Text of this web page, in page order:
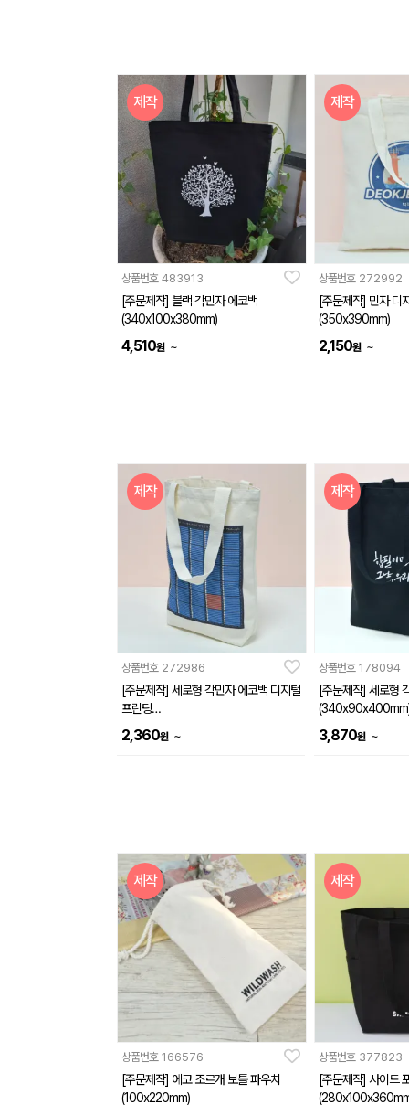
제작
상품번호 483913
[주문제작] 블랙 각민자 에코백
(340x100x380mm)
4,510원 ~
제작
상품번호 272992
[주문제작] 민자 디
(350x390mm)
2,150원 ~
제작
상품번호 272986
[주문제작] 세로형 각민자 에코백 디지털
프린팅
(340x80x420mm)
2,360원 ~
제작
상품번호 178094
[주문제작] 세로형
3,870원 ~
제작
상품번호 166576
[주문제작] 에코 조르개 보틀 파우치
(100x220mm)
제작
상품번호 377823
[주문제작] 사이드